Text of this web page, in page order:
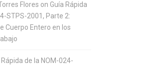
Flores on Guía Rápida
STPS-2001, Parte 2:
Cuerpo Entero en los
Rápida de la NOM-024-